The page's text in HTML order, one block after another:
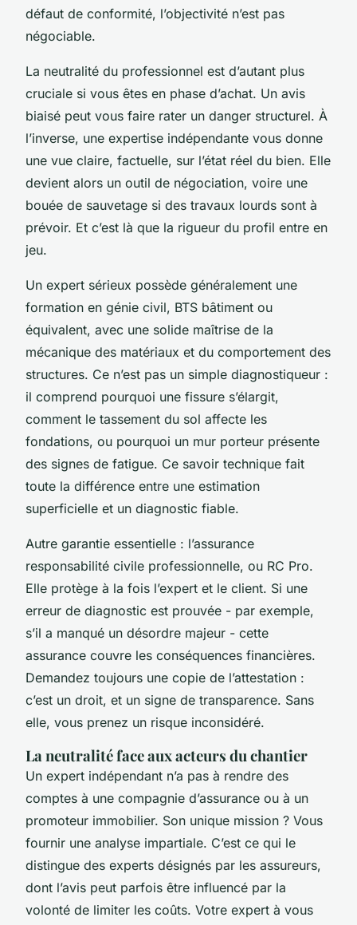
défaut de conformité, l’objectivité n’est pas
négociable.
La neutralité du professionnel est d’autant plus
cruciale si vous êtes en phase d’achat. Un avis
biaisé peut vous faire rater un danger structurel. À
l’inverse, une expertise indépendante vous donne
une vue claire, factuelle, sur l’état réel du bien. Elle
devient alors un outil de négociation, voire une
bouée de sauvetage si des travaux lourds sont à
prévoir. Et c’est là que la rigueur du profil entre en
jeu.
Un expert sérieux possède généralement une
formation en génie civil, BTS bâtiment ou
équivalent, avec une solide maîtrise de la
mécanique des matériaux et du comportement des
structures. Ce n’est pas un simple diagnostiqueur :
il comprend pourquoi une fissure s’élargit,
comment le tassement du sol affecte les
fondations, ou pourquoi un mur porteur présente
des signes de fatigue. Ce savoir technique fait
toute la différence entre une estimation
superficielle et un diagnostic fiable.
Autre garantie essentielle : l’assurance
responsabilité civile professionnelle, ou RC Pro.
Elle protège à la fois l’expert et le client. Si une
erreur de diagnostic est prouvée - par exemple,
s’il a manqué un désordre majeur - cette
assurance couvre les conséquences financières.
Demandez toujours une copie de l’attestation :
c’est un droit, et un signe de transparence. Sans
elle, vous prenez un risque inconsidéré.
La neutralité face aux acteurs du chantier
Un expert indépendant n’a pas à rendre des
comptes à une compagnie d’assurance ou à un
promoteur immobilier. Son unique mission ? Vous
fournir une analyse impartiale. C’est ce qui le
distingue des experts désignés par les assureurs,
dont l’avis peut parfois être influencé par la
volonté de limiter les coûts. Votre expert à vous